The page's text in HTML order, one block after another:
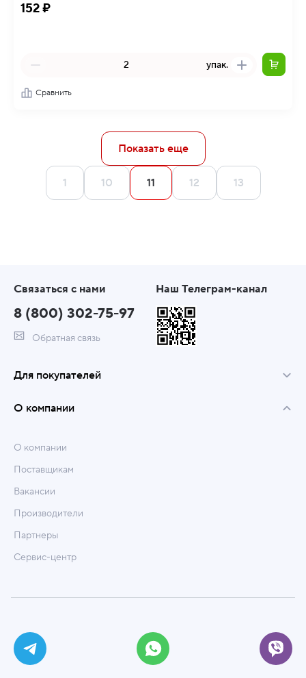
152 ₽
упак.
Сравнить
Показать еще
1 10 11 12 13
Связаться с нами
8 (800) 302-75-97
Обратная связь
Наш Телеграм-канал
Для покупателей
О компании
О компании
Поставщикам
Вакансии
Производители
Партнеры
Сервис-центр